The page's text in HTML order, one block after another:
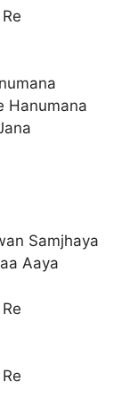
Hanumana
Samjhaya
Aaya